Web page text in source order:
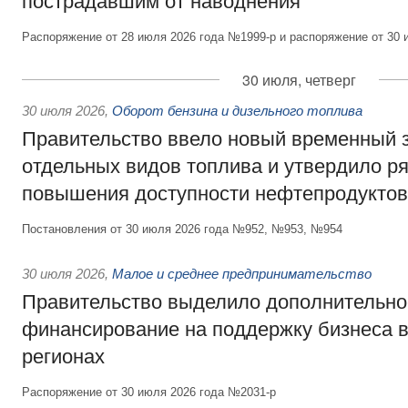
Распоряжение от 28 июля 2026 года №1999-р и распоряжение от
30 июля, четверг
30 июля 2026, Оборот бензина и дизельного топлива
Правительство ввело новый временный
отдельных видов топлива и утвердило
повышения доступности нефтепродуктов
Постановления от 30 июля 2026 года №952, №953, №954
30 июля 2026, Малое и среднее предпринимательство
Правительство выделило
финансирование на поддержку бизнеса
регионах
Распоряжение от 30 июля 2026 года №2031-р